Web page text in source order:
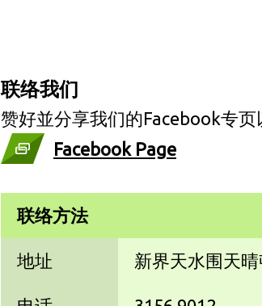
联络我们
赞好並分享我们的Facebook专页
Facebook Page
联络方法
地址 新界天水围天